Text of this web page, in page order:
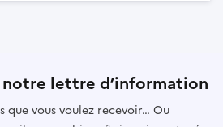
notre lettre d’information
que vous voulez recevoir… Ou